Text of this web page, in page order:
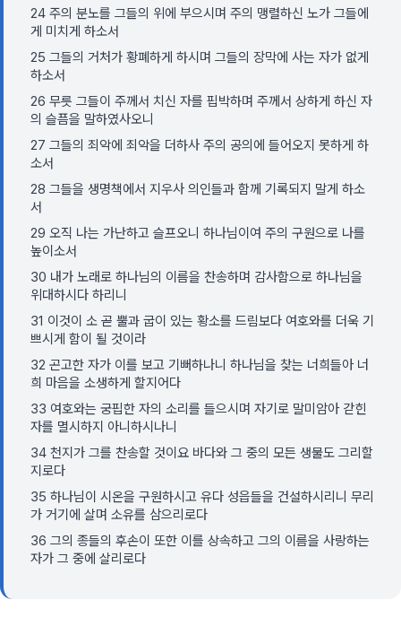
24 주의 분노를 그들의 위에 부으시며 주의 맹렬하신 노가 그들에
게 미치게 하소서
25 그들의 거처가 황폐하게 하시며 그들의 장막에 사는 자가 없게
하소서
26 무릇 그들이 주께서 치신 자를 핍박하며 주께서 상하게 하신 자
의 슬픔을 말하였사오니
27 그들의 죄악에 죄악을 더하사 주의 공의에 들어오지 못하게 하
소서
28 그들을 생명책에서 지우사 의인들과 함께 기록되지 말게 하소
서
29 오직 나는 가난하고 슬프오니 하나님이여 주의 구원으로 나를
높이소서
30 내가 노래로 하나님의 이름을 찬송하며 감사함으로 하나님을
위대하시다 하리니
31 이것이 소 곧 뿔과 굽이 있는 황소를 드림보다 여호와를 더욱 기
쁘시게 함이 될 것이라
32 곤고한 자가 이를 보고 기뻐하나니 하나님을 찾는 너희들아 너
희 마음을 소생하게 할지어다
33 여호와는 궁핍한 자의 소리를 들으시며 자기로 말미암아 갇힌
자를 멸시하지 아니하시나니
34 천지가 그를 찬송할 것이요 바다와 그 중의 모든 생물도 그리할
지로다
35 하나님이 시온을 구원하시고 유다 성읍들을 건설하시리니 무리
가 거기에 살며 소유를 삼으리로다
36 그의 종들의 후손이 또한 이를 상속하고 그의 이름을 사랑하는
자가 그 중에 살리로다